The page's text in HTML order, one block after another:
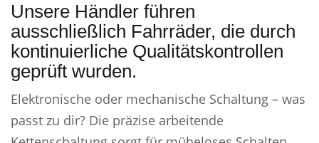
Unsere Händler führen
ausschließlich Fahrräder, die durch
kontinuierliche Qualitätskontrollen
geprüft wurden.
Elektronische oder mechanische Schaltung – was
passt zu dir? Die präzise arbeitende